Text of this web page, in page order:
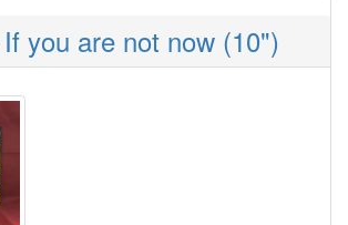
you are not now (10")